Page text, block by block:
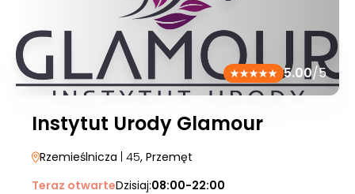
5.00/5
Instytut Urody Glamour
Rzemieślnicza | 45, Przemęt
Teraz otwarteDzisiaj:08:00-22:00